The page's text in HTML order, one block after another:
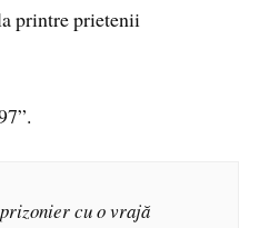
printre prietenii
cu o vrajă